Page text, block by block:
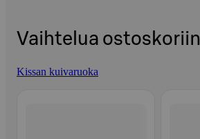
Vaihtelua ostoskoriin
Kissan kuivaruoka